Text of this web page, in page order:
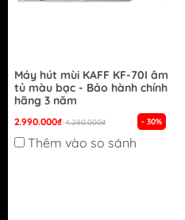
Máy hút mùi KAFF KF-70I âm
tủ màu bạc - Bảo hành chính
hãng 3 năm
2.990.000₫ 4.280.000₫ - 30%
Thêm vào so sánh